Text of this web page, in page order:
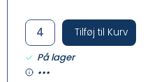
Tilføj til Kurv
På lager
•••